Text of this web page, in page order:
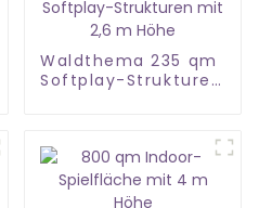
Waldthema 235 qm
Softplay-Strukturen